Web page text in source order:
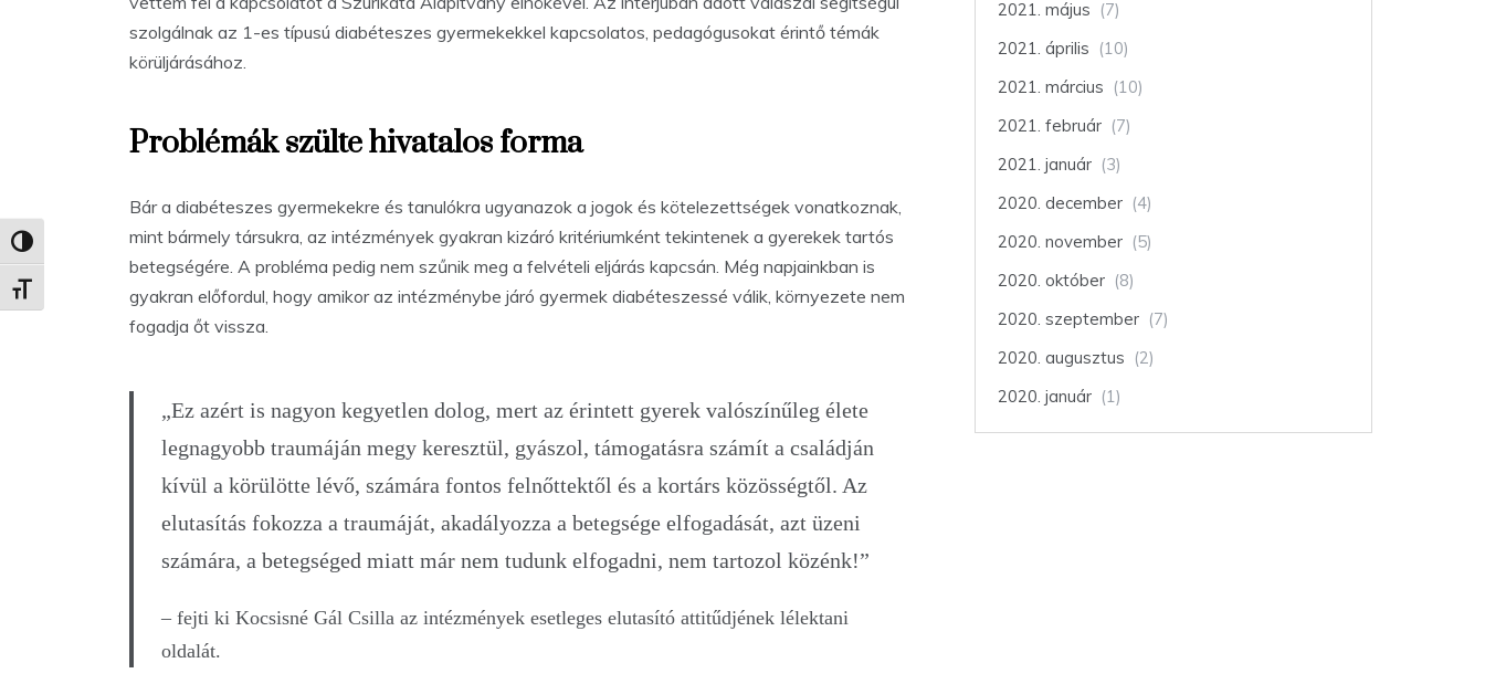
Nagy kontraszt váltása
Betűméret váltása
szolgálnak az 1-es típusú diabéteszes gyermekekkel kapcsolatos, pedagógusokat érintő témák
körüljárásához.
Problémák szülte hivatalos forma
Bár a diabéteszes gyermekekre és tanulókra ugyanazok a jogok és kötelezettségek vonatkoznak,
mint bármely társukra, az intézmények gyakran kizáró kritériumként tekintenek a gyerekek tartós
betegségére. A probléma pedig nem szűnik meg a felvételi eljárás kapcsán. Még napjainkban is
gyakran előfordul, hogy amikor az intézménybe járó gyermek diabéteszessé válik, környezete nem
fogadja őt vissza.
„Ez azért is nagyon kegyetlen dolog, mert az érintett gyerek valószínűleg élete
legnagyobb traumáján megy keresztül, gyászol, támogatásra számít a családján
kívül a körülötte lévő, számára fontos felnőttektől és a kortárs közösségtől. Az
elutasítás fokozza a traumáját, akadályozza a betegsége elfogadását, azt üzeni
számára, a betegséged miatt már nem tudunk elfogadni, nem tartozol közénk!”
– fejti ki Kocsisné Gál Csilla az intézmények esetleges elutasító attitűdjének lélektani
oldalát.
2021. május (7)
2021. április (10)
2021. március (10)
2021. február (7)
2021. január (3)
2020. december (4)
2020. november (5)
2020. október (8)
2020. szeptember (7)
2020. augusztus (2)
2020. január (1)